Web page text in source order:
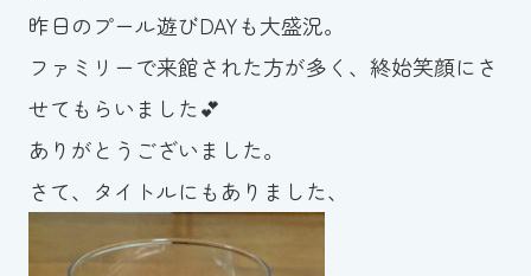
波スイタイムズ
お問い合わせ
Tel.098-863-7264
平日 9:00～22:00｜土祝 9:00～21:00
昨日のプール遊びDAYも大盛況。
ファミリーで来館された方が多く、終始笑顔にさ
せてもらいました💕
ありがとうございました。
さて、タイトルにもありました、